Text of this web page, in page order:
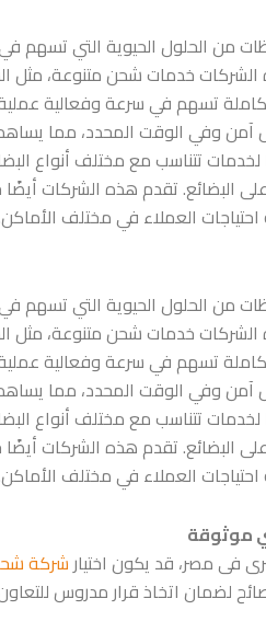
من الحلول الحيوية التي تسهم
خدمات شحن متنوعة، مثل
تسهم في سرعة وفعالية
وفي الوقت المحدد، مما يساهم
تتناسب مع مختلف أنواع
البضائع. تقدم هذه الشركات
احتياجات العملاء في مختلف
من الحلول الحيوية التي تسهم
خدمات شحن متنوعة، مثل
تسهم في سرعة وفعالية
وفي الوقت المحدد، مما يساهم
تتناسب مع مختلف أنواع
البضائع. تقدم هذه الشركات
احتياجات العملاء في مختلف
موثوقة
فى مصر، قد يكون اختيارشركة
نصائح لضمان اتخاذ قرار مدروس